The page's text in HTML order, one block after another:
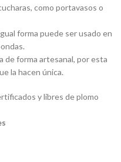
como portavasos o
forma puede ser usado en
de forma artesanal, por esta
la hacen única.
y libres de plomo